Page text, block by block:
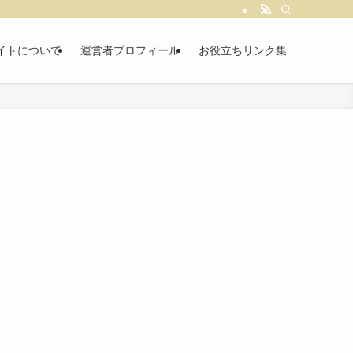
トについて 運営者プロフィール お役立ちリンク集